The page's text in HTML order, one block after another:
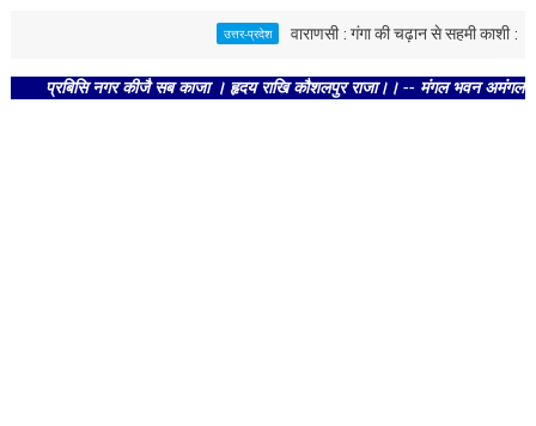
उत्तर-प्रदेश वाराणसी : गंगा की चढ़ान से सहमी काशी : छूने को
नगर कीजै सब काजा । हृदय राखि कौशलपुर राजा।। -- मंगल भवन अमंगल हारी।